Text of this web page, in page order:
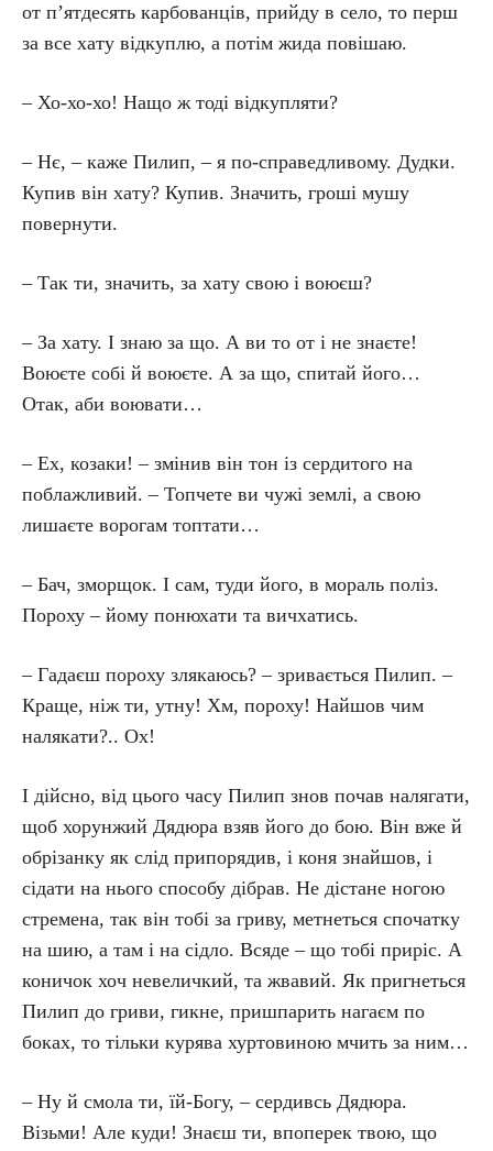
от п’ятдесять карбованців, прийду в село, то перш
за все хату відкуплю, а потім жида повішаю.
– Хо-хо-хо! Нащо ж тоді відкупляти?
– Нє, – каже Пилип, – я по-справедливому. Дудки.
Купив він хату? Купив. Значить, гроші мушу
повернути.
– Так ти, значить, за хату свою і воюєш?
– За хату. І знаю за що. А ви то от і не знаєте!
Воюєте собі й воюєте. А за що, спитай його…
Отак, аби воювати…
– Ех, козаки! – змінив він тон із сердитого на
поблажливий. – Топчете ви чужі землі, а свою
лишаєте ворогам топтати…
– Бач, зморщок. І сам, туди його, в мораль поліз.
Пороху – йому понюхати та вичхатись.
– Гадаєш пороху злякаюсь? – зривається Пилип. –
Краще, ніж ти, утну! Хм, пороху! Найшов чим
налякати?.. Ох!
І дійсно, від цього часу Пилип знов почав налягати,
щоб хорунжий Дядюра взяв його до бою. Він вже й
обрізанку як слід припорядив, і коня знайшов, і
сідати на нього способу дібрав. Не дістане ногою
стремена, так він тобі за гриву, метнеться спочатку
на шию, а там і на сідло. Всяде – що тобі приріс. А
коничок хоч невеличкий, та жвавий. Як пригнеться
Пилип до гриви, гикне, пришпарить нагаєм по
боках, то тільки курява хуртовиною мчить за ним…
– Ну й смола ти, їй-Богу, – сердивсь Дядюра.
Візьми! Але куди! Знаєш ти, впоперек твою, що